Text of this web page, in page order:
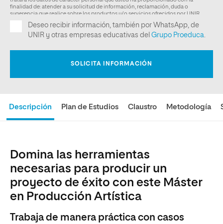
Descripción Plan de Estudios Claustro Metodología
Domina las herramientas
necesarias para producir un
proyecto de éxito con este Máster
en Producción Artística
Trabaja de manera práctica con casos